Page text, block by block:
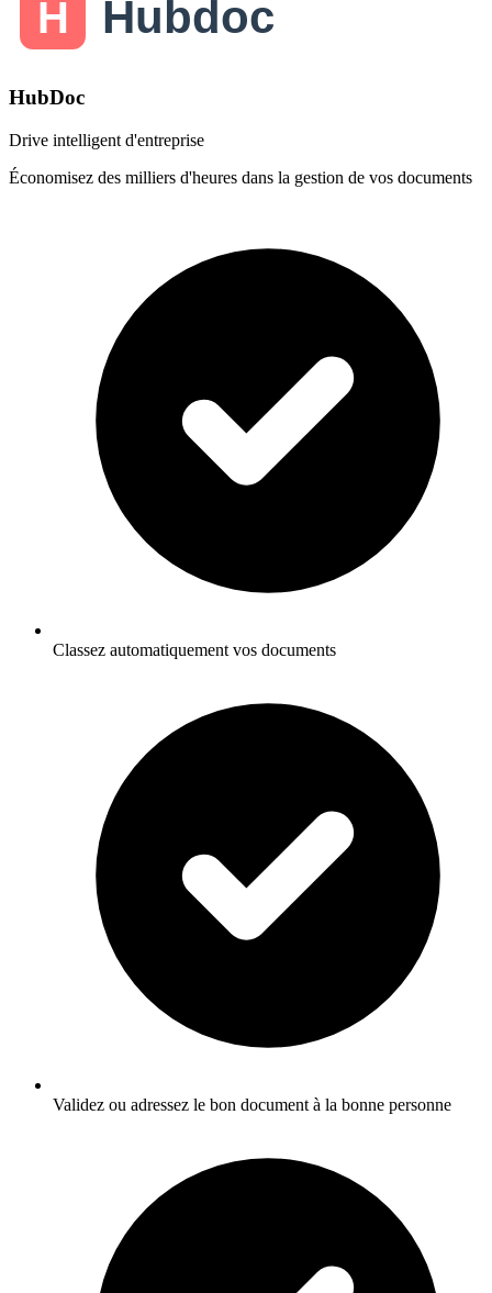
HubDoc
Drive intelligent d'entreprise
Économisez des milliers d'heures dans la gestion de vos documents
Classez automatiquement vos documents
Validez ou adressez le bon document à la bonne personne